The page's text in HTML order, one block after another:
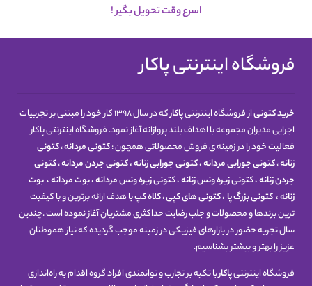
اسرعوقت تحویل بگیر !
فروشگاه اینترنتی پاکار
خرید کتونیاز فروشگاه اینترنتیپاکار
که در سال 1398 کار خود را مبتنی بر تجربیات
اجرایی مدیران مجموعه با اهداف بلند پروازانه آغاز نمود. فروشگاه اینترنتی پاکار
فعالیت خود را در زمینه ی فروش محصولاتی همچون :کتونی مردانه،کتونی
زنانه،کتونی جورابی مردانه،کتونی جورابی زنانه،کتونی جردن مردانه،کتونی
جردن زنانه،کتونی زیره ونس زنانه،کتونی زیره ونس مردانه،بوت مردانه،بوت
زنانه، کتونیبزرگ پا ،کتونی های کپی،کلاه کپبا هدف ارائه برترین و با کیفیت
ترین برندها و محصولات و جلب رضایت حداکثری مشتریان آغاز نموده است .چندین
سال تجربه حضور در بازارهای فیزیکی در زمینه موجب گردیده که نیاز هموطنان
عزیز را بهتر و بیشتر بشناسیم.
فروشگاه اینترنتیپاکاربا تکیه بر تجارب و توانمندی افراد گروه اقدام به راه‌اندازی